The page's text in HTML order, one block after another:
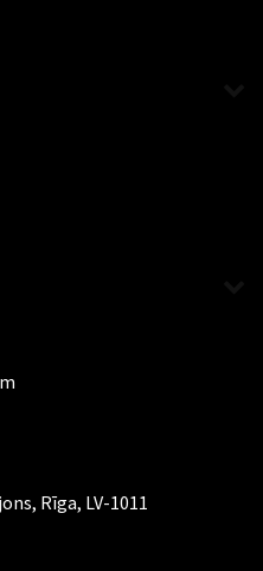
Rīga, LV-1011